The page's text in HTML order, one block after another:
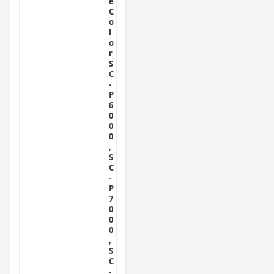
C
o
l
o
r
S
C
-
P
6
0
0
0
,
S
C
-
P
7
0
0
0
,
S
C
-